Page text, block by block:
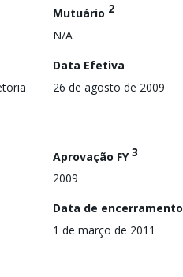
Mutuário 2
N/A
Data Efetiva
26 de agosto de 2009
Aprovação FY3
2009
Data de encerramento
1 de março de 2011